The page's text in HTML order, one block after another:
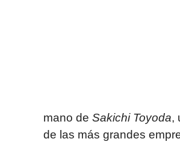
mano de Sakichi Toyoda,
de las más grandes